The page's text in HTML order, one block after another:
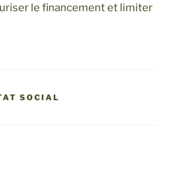
le financement et limiter
SOCIAL